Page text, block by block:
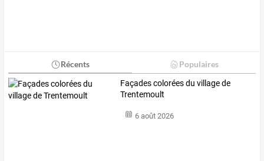
Récents Populaires
Façades colorées du village de
Trentemoult
6 août 2026